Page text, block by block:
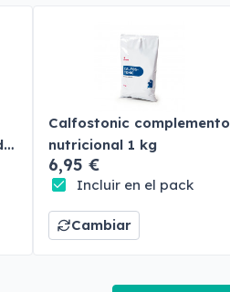
Calfostonic complemento
nutricional 1 kg
6,95 €
Incluir en el pack
Cambiar